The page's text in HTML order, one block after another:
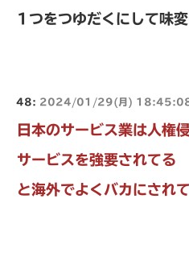
1つをつゆだくにして味
48: 2024/01/29(月)
日本のサービス業は人権
サービスを強要されてる
と海外でよくバカにされ